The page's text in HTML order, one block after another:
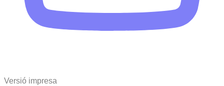
Versió impresa